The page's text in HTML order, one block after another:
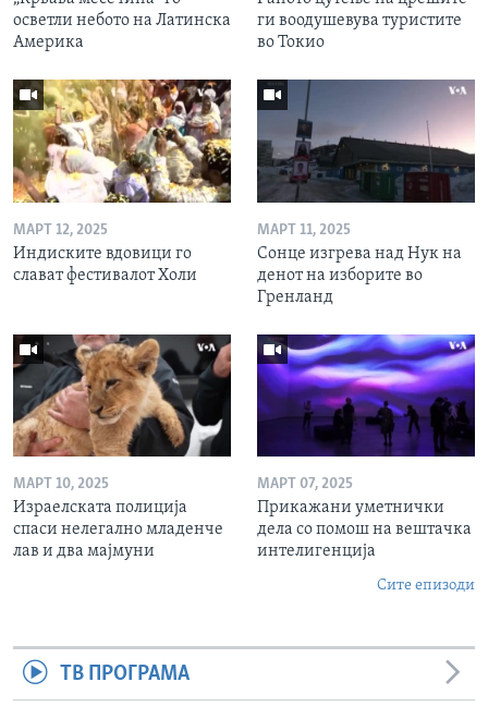
осветли небото на Латинска
Америка
ги воодушевува туристите
во Токио
МАРТ 12, 2025
Индиските вдовици го
слават фестивалот Холи
МАРТ 11, 2025
Сонце изгрева над Нук на
денот на изборите во
Гренланд
МАРТ 10, 2025
Израелската полиција
спаси нелегално младенче
лав и два мајмуни
МАРТ 07, 2025
Прикажани уметнички
дела со помош на вештачка
интелигенција
Сите епизоди
ТВ ПРОГРАМА